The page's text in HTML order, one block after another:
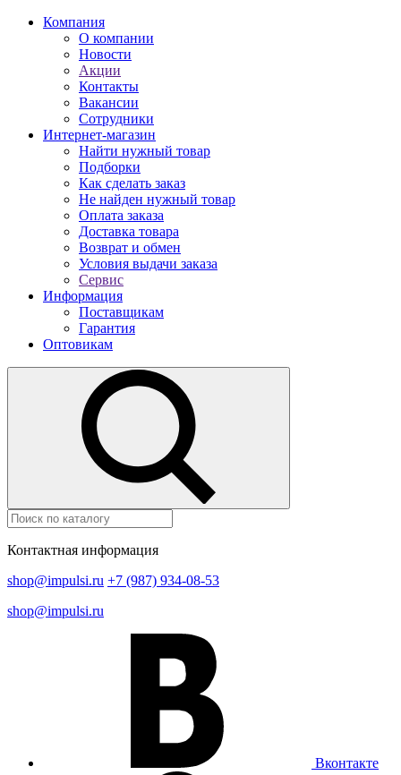
Компания
О компании
Новости
Акции
Контакты
Вакансии
Сотрудники
Интернет-магазин
Найти нужный товар
Подборки
Как сделать заказ
Не найден нужный товар
Оплата заказа
Доставка товара
Возврат и обмен
Условия выдачи заказа
Сервис
Информация
Поставщикам
Гарантия
Оптовикам
Контактная информация
shop@impulsi.ru +7 (987) 934-08-53
shop@impulsi.ru
Вконтакте